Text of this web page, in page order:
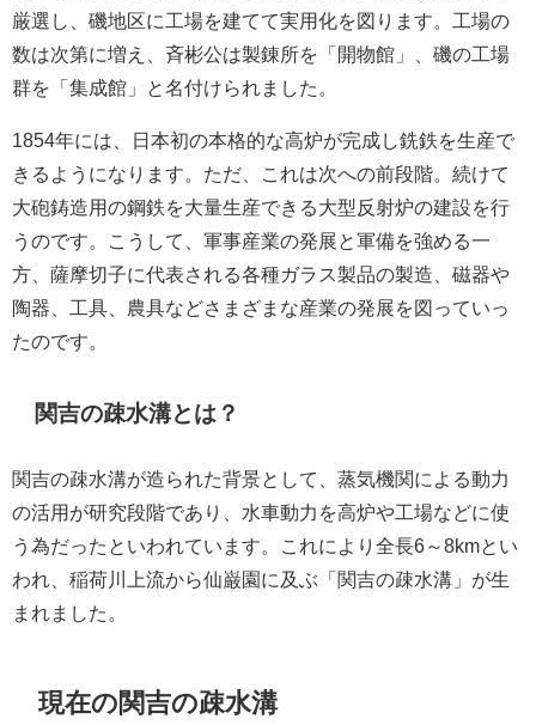
厳選し、磯地区に工場を建てて実用化を図ります。工場の
数は次第に増え、斉彬公は製錬所を「開物館」、磯の工場
群を「集成館」と名付けられました。
1854年には、日本初の本格的な高炉が完成し銑鉄を生産で
きるようになります。ただ、これは次への前段階。続けて
大砲鋳造用の鋼鉄を大量生産できる大型反射炉の建設を行
うのです。こうして、軍事産業の発展と軍備を強める一
方、薩摩切子に代表される各種ガラス製品の製造、磁器や
陶器、工具、農具などさまざまな産業の発展を図っていっ
たのです。
関吉の疎水溝とは？
関吉の疎水溝が造られた背景として、蒸気機関による動力
の活用が研究段階であり、水車動力を高炉や工場などに使
う為だったといわれています。これにより全長6～8kmとい
われ、稲荷川上流から仙巌園に及ぶ「関吉の疎水溝」が生
まれました。
現在の関吉の疎水溝